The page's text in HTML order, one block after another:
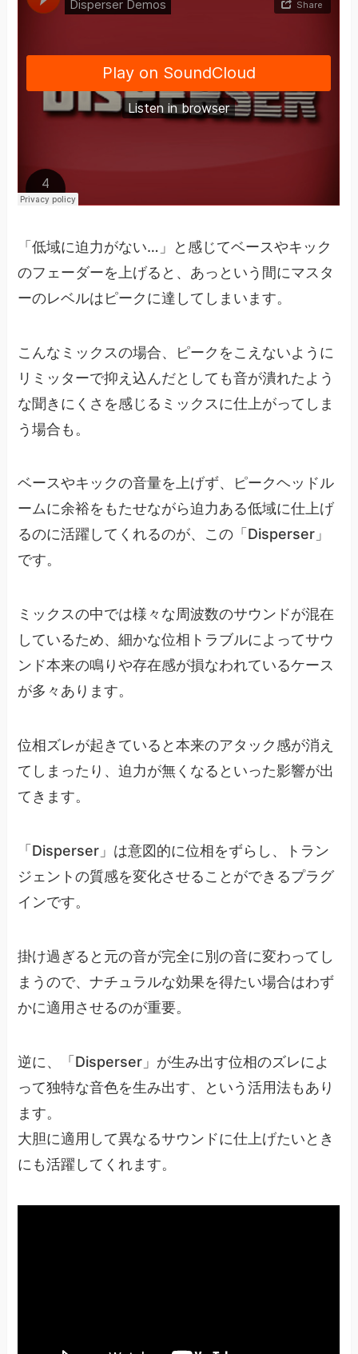
「低域に迫力がない…」と感じてベースやキック
のフェーダーを上げると、あっという間にマスタ
ーのレベルはピークに達してしまいます。
こんなミックスの場合、ピークをこえないように
リミッターで抑え込んだとしても音が潰れたよう
な聞きにくさを感じるミックスに仕上がってしま
う場合も。
ベースやキックの音量を上げず、ピークヘッドル
ームに余裕をもたせながら迫力ある低域に仕上げ
るのに活躍してくれるのが、この「Disperser」
です。
ミックスの中では様々な周波数のサウンドが混在
しているため、細かな位相トラブルによってサウ
ンド本来の鳴りや存在感が損なわれているケース
が多々あります。
位相ズレが起きていると本来のアタック感が消え
てしまったり、迫力が無くなるといった影響が出
てきます。
「Disperser」は意図的に位相をずらし、トラン
ジェントの質感を変化させることができるプラグ
インです。
掛け過ぎると元の音が完全に別の音に変わってし
まうので、ナチュラルな効果を得たい場合はわず
かに適用させるのが重要。
逆に、「Disperser」が生み出す位相のズレによ
って独特な音色を生み出す、という活用法もあり
ます。
大胆に適用して異なるサウンドに仕上げたいとき
にも活躍してくれます。